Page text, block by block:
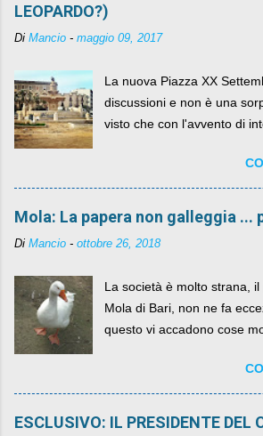
LEOPARDO?)
Di Mancio - maggio 09, 2017
La nuova Piazza XX
discussioni e non è una
visto che con l'avvento di
sua lasciandone anche
Mola: La papera non galleggia ...
Di Mancio - ottobre 26, 2018
La società è molto strana, il
Mola di Bari, non ne fa
questo vi accadono cose
ESCLUSIVO: IL PRESIDENTE DEL